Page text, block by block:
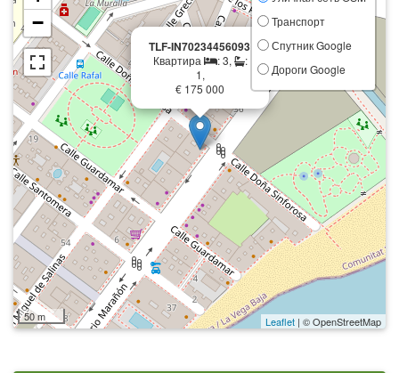
TLF-IN70234456093
Квартира : 3,
:
1,
€ 175 000
×
−
Транспорт
Спутник Google
Дороги Google
50 m Leaflet | © OpenStreetMap